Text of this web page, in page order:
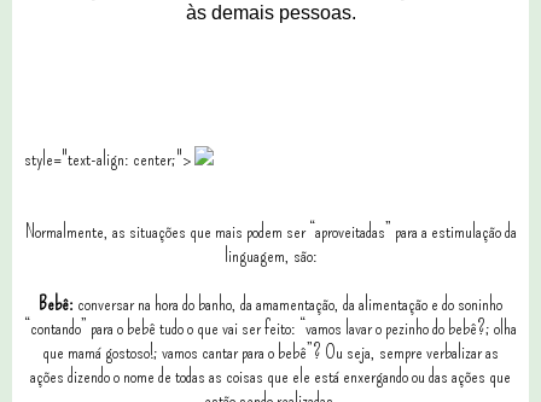
às demais pessoas.
style="text-align: center;">
Normalmente, as situações que mais podem ser “aproveitadas” para a estimulação da
linguagem, são:
Bebê: conversar na hora do banho, da amamentação, da alimentação e do soninho
“contando” para o bebê tudo o que vai ser feito: “vamos lavar o pezinho do bebê?; olha
que mamá gostoso!; vamos cantar para o bebê”? Ou seja, sempre verbalizar as
ações dizendo o nome de todas as coisas que ele está enxergando ou das ações que